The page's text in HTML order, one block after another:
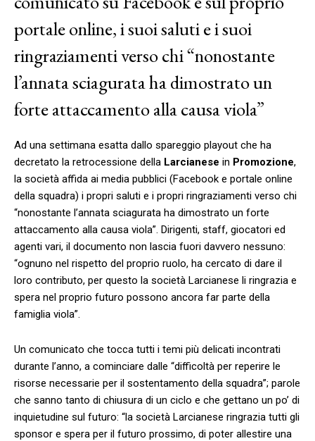
portale online, i suoi saluti e i suoi
ringraziamenti verso chi “nonostante
l’annata sciagurata ha dimostrato un
forte attaccamento alla causa viola”
Ad una settimana esatta dallo spareggio playout che ha
decretato la retrocessione della Larcianese in Promozione,
la società affida ai media pubblici (Facebook e portale online
della squadra) i propri saluti e i propri ringraziamenti verso chi
“nonostante l’annata sciagurata ha dimostrato un forte
attaccamento alla causa viola”. Dirigenti, staff, giocatori ed
agenti vari, il documento non lascia fuori davvero nessuno:
“ognuno nel rispetto del proprio ruolo, ha cercato di dare il
loro contributo, per questo la società Larcianese li ringrazia e
spera nel proprio futuro possono ancora far parte della
famiglia viola”.
Un comunicato che tocca tutti i temi più delicati incontrati
durante l’anno, a cominciare dalle “difficoltà per reperire le
risorse necessarie per il sostentamento della squadra”; parole
che sanno tanto di chiusura di un ciclo e che gettano un po’ di
inquietudine sul futuro: “la società Larcianese ringrazia tutti gli
sponsor e spera per il futuro prossimo, di poter allestire una